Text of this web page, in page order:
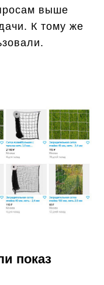
выше
К тому же
показ